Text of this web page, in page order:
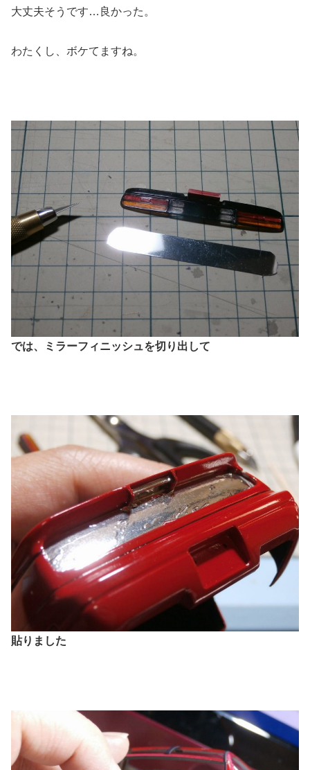
大丈夫そうです…良かった。
わたくし、ボケてますね。
では、ミラーフィニッシュを切り出して
貼りました